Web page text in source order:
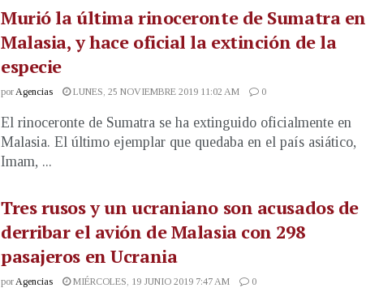
Murió la última rinoceronte de Sumatra en
Malasia, y hace oficial la extinción de la
especie
porAgencias LUNES, 25 NOVIEMBRE 2019 11:02 AM 0
El rinoceronte de Sumatra se ha extinguido oficialmente en
Malasia. El último ejemplar que quedaba en el país asiático,
Imam, ...
Tres rusos y un ucraniano son acusados de
derribar el avión de Malasia con 298
pasajeros en Ucrania
porAgencias MIÉRCOLES, 19 JUNIO 2019 7:47 AM 0